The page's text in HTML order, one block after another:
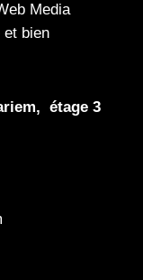
Media
et bien
étage 3